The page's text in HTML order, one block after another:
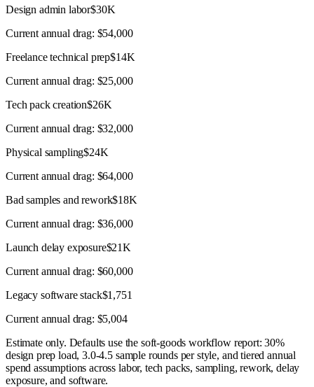
Design admin labor$30K
Current annual drag: $54,000
Freelance technical prep$14K
Current annual drag: $25,000
Tech pack creation$26K
Current annual drag: $32,000
Physical sampling$24K
Current annual drag: $64,000
Bad samples and rework$18K
Current annual drag: $36,000
Launch delay exposure$21K
Current annual drag: $60,000
Legacy software stack$1,751
Current annual drag: $5,004
Estimate only. Defaults use the soft-goods workflow report: 30%
design prep load, 3.0-4.5 sample rounds per style, and tiered annual
spend assumptions across labor, tech packs, sampling, rework, delay
exposure, and software.